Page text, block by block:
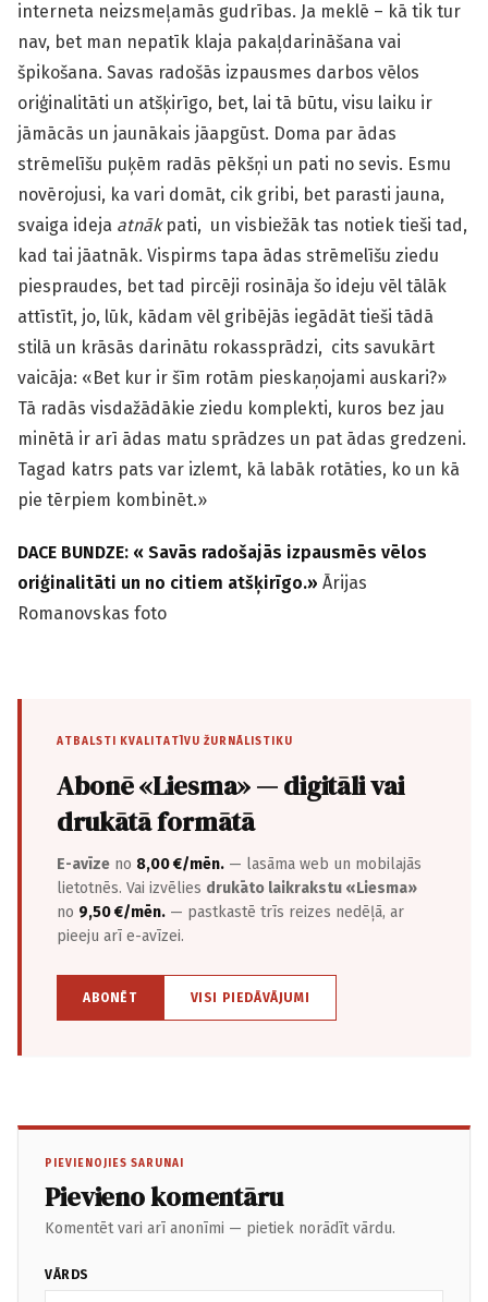
interneta neizsmeļamās gudrības. Ja meklē – kā tik tur
nav, bet man nepatīk klaja pakaļdarināšana vai
špikošana. Savas radošās izpausmes darbos vēlos
oriģinalitāti un atšķirīgo, bet, lai tā būtu, visu laiku ir
jāmācās un jaunākais jāapgūst. Doma par ādas
strēmelīšu puķēm radās pēkšņi un pati no sevis. Esmu
novērojusi, ka vari domāt, cik gribi, bet parasti jauna,
svaiga ideja atnāk pati, un visbiežāk tas notiek tieši tad,
kad tai jāatnāk. Vispirms tapa ādas strēmelīšu ziedu
piespraudes, bet tad pircēji rosināja šo ideju vēl tālāk
attīstīt, jo, lūk, kādam vēl gribējās iegādāt tieši tādā
stilā un krāsās darinātu rokassprādzi, cits savukārt
vaicāja: «Bet kur ir šīm rotām pieskaņojami auskari?»
Tā radās visdažādākie ziedu komplekti, kuros bez jau
minētā ir arī ādas matu sprādzes un pat ādas gredzeni.
Tagad katrs pats var izlemt, kā labāk rotāties, ko un kā
pie tērpiem kombinēt.»
DACE BUNDZE: « Savās radošajās izpausmēs vēlos
oriģinalitāti un no citiem atšķirīgo.» Ārijas
Romanovskas foto
ATBALSTI KVALITATĪVU ŽURNĀLISTIKU
Abonē «Liesma» — digitāli vai
drukātā formātā
E-avīze no 8,00 €/mēn. — lasāma web un mobilajās
lietotnēs. Vai izvēlies drukāto laikrakstu «Liesma»
no 9,50 €/mēn. — pastkastē trīs reizes nedēļā, ar
pieeju arī e-avīzei.
ABONĒT VISI PIEDĀVĀJUMI
PIEVIENOJIES SARUNAI
Pievieno komentāru
Komentēt vari arī anonīmi — pietiek norādīt vārdu.
VĀRDS